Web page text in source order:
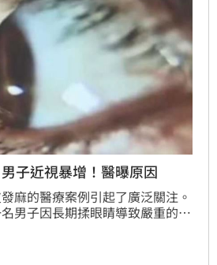
男子近視暴增！醫曝原因
麻的醫療案例引起了廣泛關注。
男子因長期揉眼睛導致嚴重的視
成眼睛永久傷害。由於眼睛發